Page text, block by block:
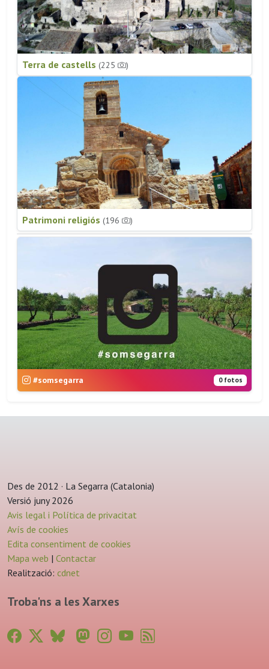
Terra de castells (225 )
Patrimoni religiós (196 )
#somsegarra 0 fotos
Des de 2012 · La Segarra (Catalonia)
Versió juny 2026
Avis legal i Política de privacitat
Avís de cookies
Edita consentiment de cookies
Mapa web | Contactar
Realització: cdnet
Troba'ns a les Xarxes